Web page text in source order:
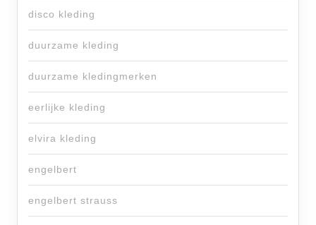
disco kleding
duurzame kleding
duurzame kledingmerken
eerlijke kleding
elvira kleding
engelbert
engelbert strauss